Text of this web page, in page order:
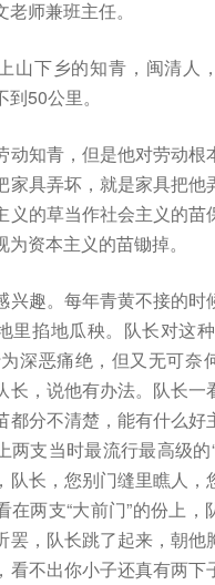
师兼班主任。
山下乡的知青，闽清人
50公里。
动知青，但是他对劳动根
家具弄坏，就是家具把他
义的草当作社会主义的苗
资本主义的苗锄掉。
兴趣。每年青黄不接的时
里掐地瓜秧。队长对这种
深恶痛绝，但又无可奈
长，说他有办法。队长一
都分不清楚，能有什么好
两支当时最流行最高级的
队长，您别门缝里瞧人，
在两支“大前门”的份上，
罢，队长跳了起来，朝他
看不出你小子还真有两下